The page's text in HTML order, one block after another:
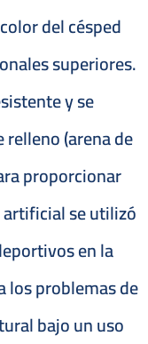
del césped
superiores.
y se
(arena de
proporcionar
se utilizó
en la
los problemas de
bajo un uso